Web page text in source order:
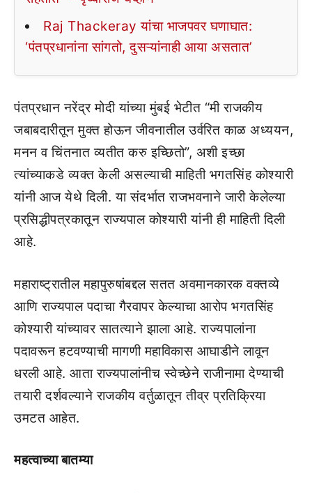
Raj Thackeray यांचा भाजपवर घणाघात:
‘पंतप्रधानांना सांगतो, दुसऱ्यांनाही आया असतात’
पंतप्रधान नरेंद्र मोदी यांच्या मुंबई भेटीत “मी राजकीय
जबाबदारीतून मुक्त होऊन जीवनातील उर्वरित काळ अध्ययन,
मनन व चिंतनात व्यतीत करु इच्छितो”, अशी इच्छा
त्यांच्याकडे व्यक्त केली असल्याची माहिती भगतसिंह कोश्यारी
यांनी आज येथे दिली. या संदर्भात राजभवनाने जारी केलेल्या
प्रसिद्धीपत्रकातून राज्यपाल कोश्यारी यांनी ही माहिती दिली
आहे.
महाराष्ट्रातील महापुरुषांबद्दल सतत अवमानकारक वक्तव्ये
आणि राज्यपाल पदाचा गैरवापर केल्याचा आरोप भगतसिंह
कोश्यारी यांच्यावर सातत्याने झाला आहे. राज्यपालांना
पदावरून हटवण्याची मागणी महाविकास आघाडीने लावून
धरली आहे. आता राज्यपालांनीच स्वेच्छेने राजीनामा देण्याची
तयारी दर्शवल्याने राजकीय वर्तुळातून तीव्र प्रतिक्रिया
उमटत आहेत.
महत्वाच्या बातम्या